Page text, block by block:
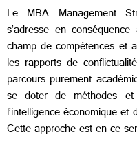
Le MBA Management
s’adresse en
champ de compétences et
les rapports de
parcours purement
se doter de méthodes
l’intelligence économique
Cette approche est en ce